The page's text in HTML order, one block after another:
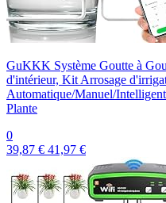
GuKKK Système Goutte à
d'intérieur, Kit Arrosage
Automatique/Manuel/
Plante
0
39,87 € 41,97 €